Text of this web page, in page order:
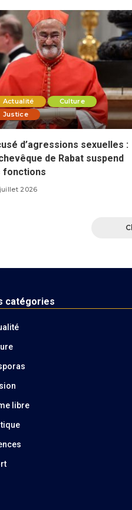
Actualité
Culture
Justice
d’agressions sexuelles :
de Rabat suspend
fonctions
2026
catégories
libre